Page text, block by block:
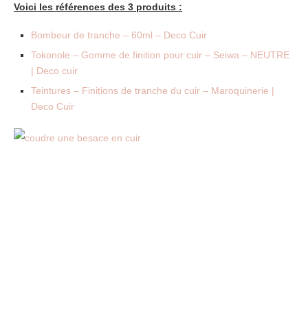
Voici les références des 3 produits :
Bombeur de tranche – 60ml – Deco Cuir
Tokonole – Gomme de finition pour cuir – Seiwa – NEUTRE
| Deco cuir
Teintures – Finitions de tranche du cuir – Maroquinerie |
Deco Cuir